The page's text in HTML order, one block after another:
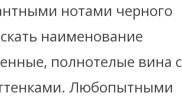
нотами черного
наименование
полнотелые вина с
Любопытными